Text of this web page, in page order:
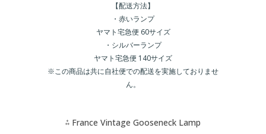
【配送方法】
・赤いランプ
ヤマト宅急便 60サイズ
・シルバーランプ
ヤマト宅急便 140サイズ
※この商品は共に自社便での配送を実施しておりませ
ん。
⁂ France Vintage Gooseneck Lamp